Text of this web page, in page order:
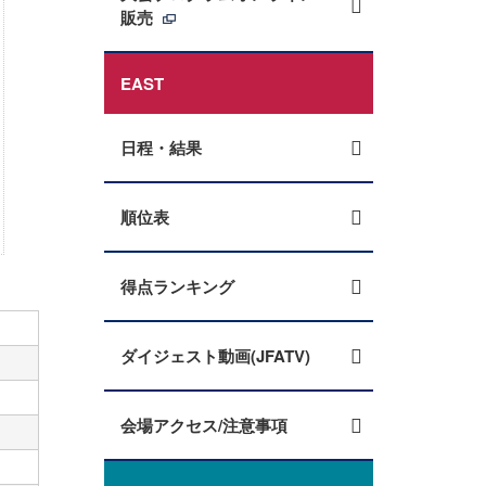
販売
EAST
日程・結果
順位表
得点ランキング
ダイジェスト動画(JFATV)
会場アクセス/注意事項